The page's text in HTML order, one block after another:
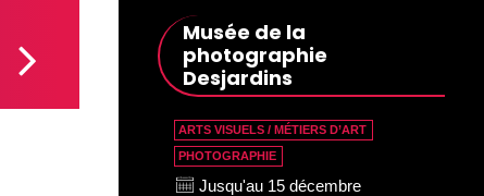
Musée de la
photographie
Desjardins
ARTS VISUELS / MÉTIERS D’ART
PHOTOGRAPHIE
Jusqu'au 15 décembre